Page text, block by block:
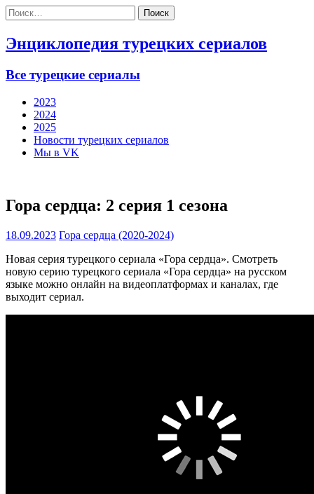
Найти:
Энциклопедия турецких сериалов
Все турецкие сериалы
2023
2024
2025
Новости турецких сериалов
Мы в VK
Гора сердца: 2 серия 1 сезона
18.09.2023 Гора сердца (2020-2024)
Новая серия турецкого сериала «Гора сердца». Смотреть
новую серию турецкого сериала «Гора сердца» на русском
языке можно онлайн на видеоплатформах и каналах, где
выходит сериал.